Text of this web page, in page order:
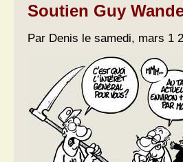
Soutien Guy
Par Denis le samedi, mars 1